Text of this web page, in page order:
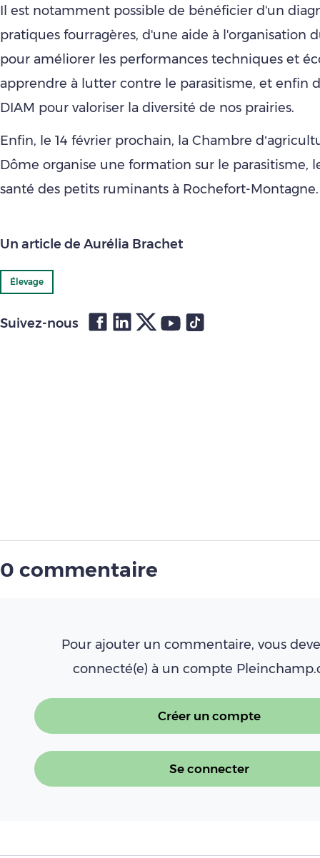
Il est notamment possible de bénéficier d'un
pratiques fourragères, d'une aide à l'organisation
pour améliorer les performances techniques et
apprendre à lutter contre le parasitisme, et enfin
DIAM pour valoriser la diversité de nos prairies.
Enfin, le 14 février prochain, la Chambre
Dôme organise une formation sur le parasitisme,
santé des petits ruminants à Rochefort-Montagne.
Un article de Aurélia Brachet
Élevage
Suivez-nous
0 commentaire
Pour ajouter un commentaire, vous
connecté(e) à un compte
Créer un compte
Se connecter